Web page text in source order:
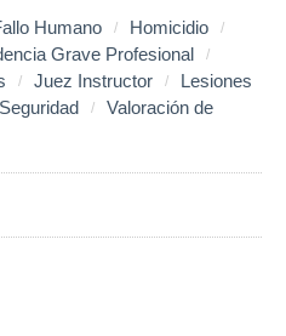
Humano
Homicidio
Grave Profesional
Juez Instructor
Lesiones
Seguridad
Valoración de